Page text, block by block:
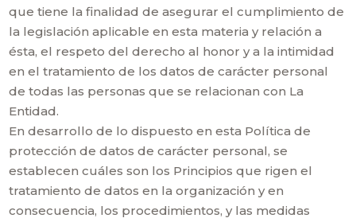
que tiene la finalidad de asegurar el cumplimiento de
la legislación aplicable en esta materia y relación a
ésta, el respeto del derecho al honor y a la intimidad
en el tratamiento de los datos de carácter personal
de todas las personas que se relacionan con La
Entidad.
En desarrollo de lo dispuesto en esta Política de
protección de datos de carácter personal, se
establecen cuáles son los Principios que rigen el
tratamiento de datos en la organización y en
consecuencia, los procedimientos, y las medidas